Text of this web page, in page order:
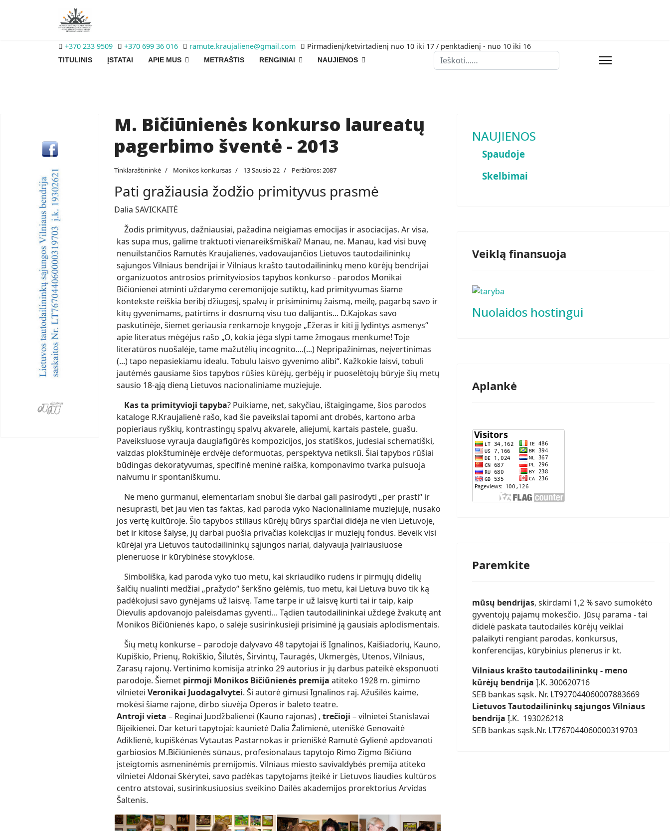
TITULINIS ĮSTATAI APIE MUS METRAŠTIS RENGINIAI NAUJIENOS Paieška
+370 233 9509 +370 699 36 016 ramute.kraujaliene@gmail.com Pirmadienį/ketvirtadienį nuo 10 iki 17 / penktadienį - nuo 10 iki 16
M. Bičiūnienės konkurso laureatų
pagerbimo šventė - 2013
Tinklaraštininkė Monikos konkursas 13 Sausio 22 Peržiūros: 2087
Pati gražiausia žodžio primityvus prasmė
Dalia SAVICKAITĖ
Žodis primityvus, dažniausiai, pažadina neigiamas emocijas ir asociacijas. Ar visa,
kas supa mus, galime traktuoti vienareikšmiškai? Manau, ne. Manau, kad visi buvę
nenuilstančios Ramutės Kraujalienės, vadovaujančios Lietuvos tautodailininkų
sąjungos Vilniaus bendrijai ir Vilniaus krašto tautodailininkų meno kūrėjų bendrijai
organizuotos antrosios primityviosios tapybos konkurso - parodos Monikai
Bičiūnienei atminti uždarymo ceremonijoje sutiktų, kad primityvumas šiame
kontekste reiškia beribį džiugesį, spalvų ir prisiminimų žaismą, meilę, pagarbą savo ir
kitų gyvenimams, patirtims ir dosnumą visu tuo dalijantis... D.Kajokas savo
paskutinėje, šiemet geriausia renkamoje knygoje „Ežeras ir kiti jį lydintys asmenys“
apie literatus mėgėjus rašo „O, kokia jėga slypi tame žmogaus menkume! Toje
literatūros nuošalėje, tame mažutėlių incognito....(...) Nepripažinimas, neįvertinimas
(...) tapo nepasiekiamu idealu. Tobulu laisvo gyvenimo alibi“. Kažkokie laisvi, tobuli
jautėmės gausiame šios tapybos rūšies kūrėjų, gerbėjų ir puoselėtojų būryje šių metų
sausio 18-ąją dieną Lietuvos nacionaliniame muziejuje.
Kas ta primityvioji tapyba? Puikiame, net, sakyčiau, ištaigingame, šios parodos
kataloge R.Kraujalienė rašo, kad šie paveikslai tapomi ant drobės, kartono arba
popieriaus ryškių, kontrastingų spalvų akvarele, aliejumi, kartais pastele, guašu.
Paveiksluose vyrauja daugiafigūrės kompozicijos, jos statiškos, judesiai schematiški,
vaizdas plokštuminėje erdvėje deformuotas, perspektyva netiksli. Šiai tapybos rūšiai
būdingas dekoratyvumas, specifinė meninė raiška, komponavimo tvarka pulsuoja
naivumu ir spontaniškumu.
Ne meno gurmanui, elementariam snobui šie darbai gali pasirodyti „per prasti“ ir
nesuprasti, bet jau vien tas faktas, kad paroda vyko Nacionaliniame muziejuje, nusako
jos vertę kultūroje. Šio tapybos stiliaus kūrėjų būrys sparčiai didėja ne vien Lietuvoje,
bet ir kitose šalyse, jų darbai puošia privačias kolekcijas ir muziejų fondus. Beveik visi
kūrėjai yra Lietuvos tautodailininkų sąjungos nariai, dalyvauja įvairiausiuose
pleneruose ir kūrybinėse stovyklose.
Simboliška, kad paroda vyko tuo metu, kai skriaudiko rudens ir pirmųjų didelių
šalčių nualinti medžiai „pražydo“ šerkšno gėlėmis, tuo metu, kai Lietuva buvo tik ką
padėkojusi savo gynėjams už laisvę. Tame tarpe ir už laisvę kurti tai ir taip, kaip
Dievulis apdovanojo paleisdamas gyventi... Tądien tautodailininkai uždegė žvakutę ant
Monikos Bičiūnienės kapo, o salėje susirinkusieji prisiminė ją gausiais aplodismentais.
Šių metų konkurse – parodoje dalyvavo 48 tapytojai iš Ignalinos, Kaišiadorių, Kauno,
Kupiškio, Prienų, Rokiškio, Šilutės, Širvintų, Tauragės, Ukmergės, Utenos, Vilniaus,
Zarasų rajonų. Vertinimo komisija atrinko 29 autorius ir jų darbus pateikė eksponuoti
parodoje. Šiemet pirmoji Monikos Bičiūnienės premija atiteko 1928 m. gimimo
vilnietei Veronikai Juodagalvytei. Ši autorė gimusi Ignalinos raj. Ažušilės kaime,
mokėsi šiame rajone, dirbo siuvėja Operos ir baleto teatre.
Antroji vieta – Reginai Juodžbalienei (Kauno rajonas) , trečioji – vilnietei Stanislavai
Bijeikienei. Dar keturi tapytojai: kaunietė Dalia Žalimienė, uteniškė Genovaitė
Adiklienė, kupiškėnas Vytautas Pastarnokas ir prieniškė Ramutė Gylienė apdovanoti
garbiosios M.Bičiūnienės sūnaus, profesionalaus tapytojo Rimo Zigmo Bičiūno
įsteigtomis asmeninėmis premijomis. Vilniaus miesto savivaldybės premija atiteko
vilnietei Aldonai Skėrytei, savo padėkas tapytojams įteikė ir Lietuvos liaudies kultūros
centro atstovai, susirinkusiuosius sveikino Dailės akademijos prorektorius Arvidas
Šaltenis.
NAUJIENOS
Spaudoje
Skelbimai
Veiklą finansuoja
Nuolaidos hostingui
Aplankė
Paremkite
mūsų bendrijas, skirdami 1,2 % savo sumokėto
gyventojų pajamų mokesčio. Jūsų parama - tai
didelė paskata tautodailės kūrėjų veiklai
palaikyti rengiant parodas, konkursus,
konferencijas, kūrybinius plenerus ir kt.
Vilniaus krašto tautodailininkų - meno
kūrėjų bendrija Į.K. 300620716
SEB bankas sąsk. Nr. LT927044060007883669
Lietuvos Tautodailininkų sąjungos Vilniaus
bendrija Į.K. 193026218
SEB bankas sąsk.Nr. LT767044060000319703